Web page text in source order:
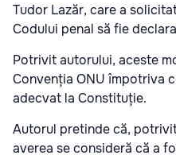
Tudor Lazăr, care a
Codului penal să fie
Potrivit autorului, aceste
Convenția ONU împotriva
adecvat la Constituție.
Autorul pretinde că,
averea se consideră că a